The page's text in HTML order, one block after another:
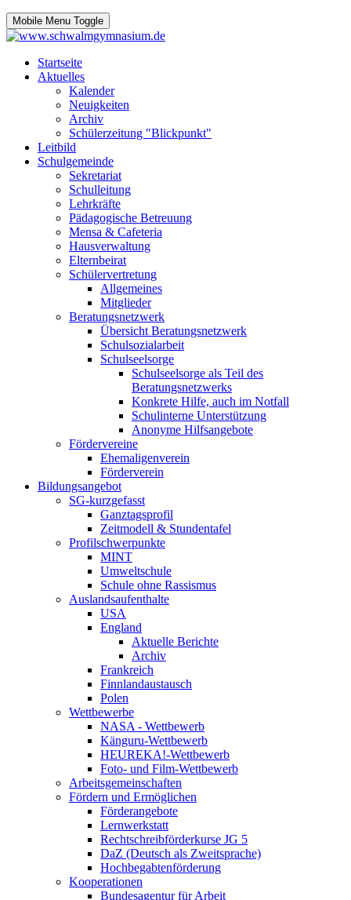
Mobile Menu Toggle
Startseite
Aktuelles
Kalender
Neuigkeiten
Archiv
Schülerzeitung "Blickpunkt"
Leitbild
Schulgemeinde
Sekretariat
Schulleitung
Lehrkräfte
Pädagogische Betreuung
Mensa & Cafeteria
Hausverwaltung
Elternbeirat
Schülervertretung
Allgemeines
Mitglieder
Beratungsnetzwerk
Übersicht Beratungsnetzwerk
Schulsozialarbeit
Schulseelsorge
Schulseelsorge als Teil des
Beratungsnetzwerks
Konkrete Hilfe, auch im Notfall
Schulinterne Unterstützung
Anonyme Hilfsangebote
Fördervereine
Ehemaligenverein
Förderverein
Bildungsangebot
SG-kurzgefasst
Ganztagsprofil
Zeitmodell & Stundentafel
Profilschwerpunkte
MINT
Umweltschule
Schule ohne Rassismus
Auslandsaufenthalte
USA
England
Aktuelle Berichte
Archiv
Frankreich
Finnlandaustausch
Polen
Wettbewerbe
NASA - Wettbewerb
Känguru-Wettbewerb
HEUREKA!-Wettbewerb
Foto- und Film-Wettbewerb
Arbeitsgemeinschaften
Fördern und Ermöglichen
Förderangebote
Lernwerkstatt
Rechtschreibförderkurse JG 5
DaZ (Deutsch als Zweitsprache)
Hochbegabtenförderung
Kooperationen
Bundesagentur für Arbeit